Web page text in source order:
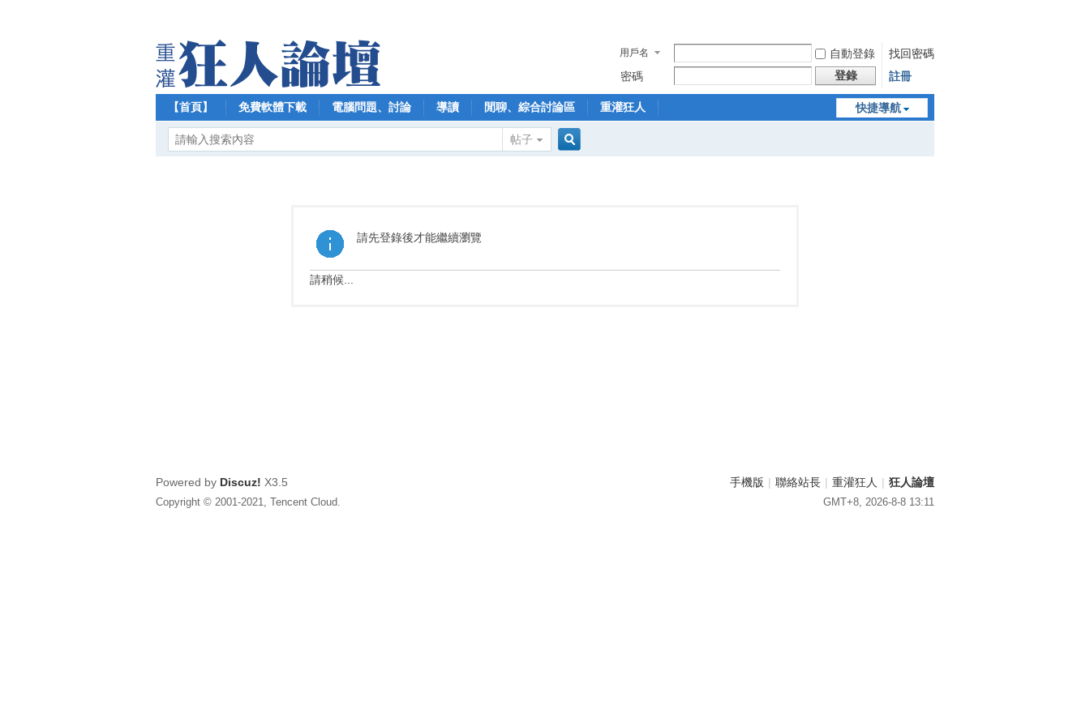
用戶名 自動登錄
找回密碼
密碼
登錄 註冊
快捷導航
【首頁】 免費軟體下載 電腦問題、討論 導讀 閒聊、綜合討論區 重灌狂人
帖子
請先登錄後才能繼續瀏覽
請稍候...
手機版 | 聯絡站長 | 重灌狂人 | 狂人論壇
GMT+8, 2026-8-8 13:11
Powered by Discuz! X3.5
Copyright © 2001-2021, Tencent Cloud.